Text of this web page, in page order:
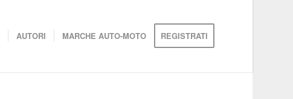
AUTORI MARCHE AUTO-MOTO REGISTRATI